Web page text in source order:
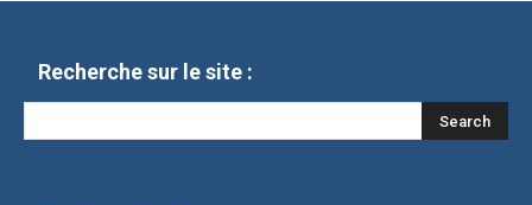
Recherche sur le site :